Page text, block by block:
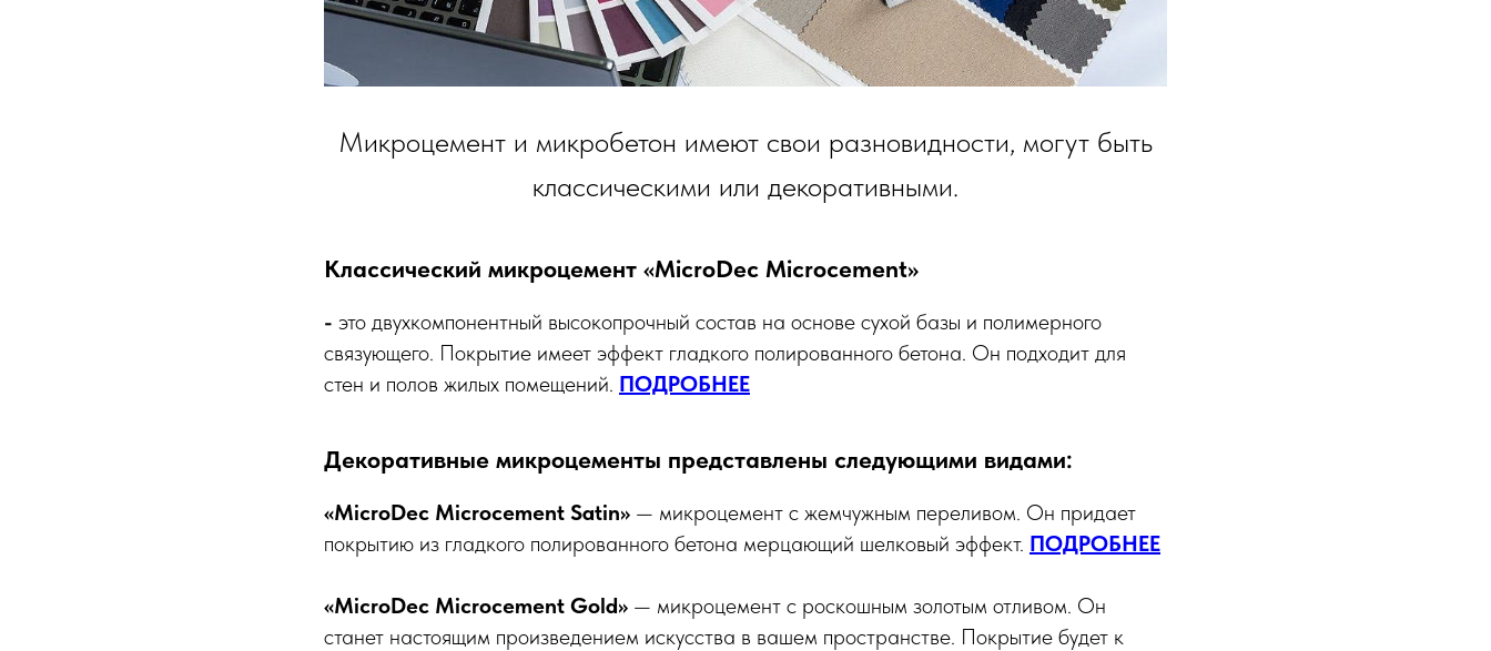
Микроцемент и микробетон имеют свои разновидности, могут быть
классическими или декоративными.
Классический микроцемент «MicroDec Microcement»
- это двухкомпонентный высокопрочный состав на основе сухой базы и полимерного
связующего. Покрытие имеет эффект гладкого полированного бетона. Он подходит для
стен и полов жилых помещений. ПОДРОБНЕЕ
Декоративные микроцементы представлены следующими видами:
«MicroDec Microcement Satin» — микроцемент с жемчужным переливом. Он придает
покрытию из гладкого полированного бетона мерцающий шелковый эффект. ПОДРОБНЕЕ
«MicroDec Microcement Gold» — микроцемент с роскошным золотым отливом. Он
станет настоящим произведением искусства в вашем пространстве. Покрытие будет к